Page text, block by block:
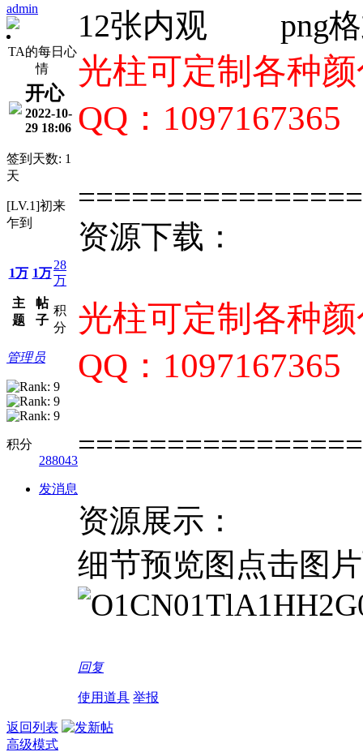
admin
TA的每日心
情
开心
2022-10-
29 18:06
签到天数: 1
天
[LV.1]初来
乍到
1万
主
题
1万
帖
子
28
万
积
分
管理员
积分
288043
发消息
12张内观 png
光柱可定制各种
QQ：1097167365
资源下载：
光柱可定制各种
QQ：1097167365
资源展示：
细节预览图点击图
回复
使用道具 举报
返回列表
高级模式